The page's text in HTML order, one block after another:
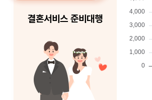
결혼서비스 준비대행